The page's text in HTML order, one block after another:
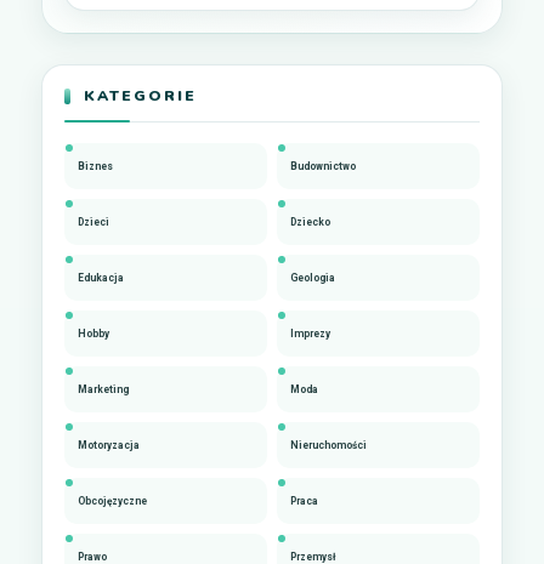
KATEGORIE
Biznes Budownictwo
Dzieci Dziecko
Edukacja Geologia
Hobby Imprezy
Marketing Moda
Motoryzacja Nieruchomości
Obcojęzyczne Praca
Prawo Przemysł